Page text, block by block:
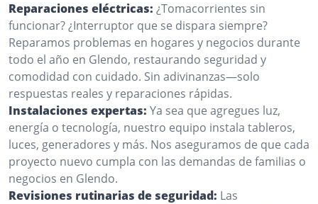
Reparaciones eléctricas: ¿Tomacorrientes sin
funcionar? ¿Interruptor que se dispara siempre?
Reparamos problemas en hogares y negocios durante
todo el año en Glendo, restaurando seguridad y
comodidad con cuidado. Sin adivinanzas—solo
respuestas reales y reparaciones rápidas.
Instalaciones expertas: Ya sea que agregues luz,
energía o tecnología, nuestro equipo instala tableros,
luces, generadores y más. Nos aseguramos de que cada
proyecto nuevo cumpla con las demandas de familias o
negocios en Glendo.
Revisiones rutinarias de seguridad: Las